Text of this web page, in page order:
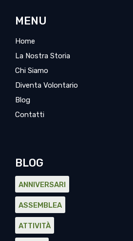
MENU
Home
La Nostra Storia
Chi Siamo
Diventa Volontario
Blog
Contatti
BLOG
ANNIVERSARI
ASSEMBLEA
ATTIVITÀ